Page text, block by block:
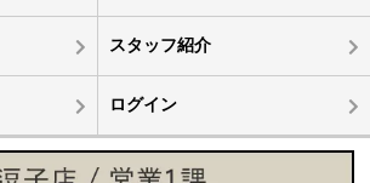
スタッフ紹介
ログイン